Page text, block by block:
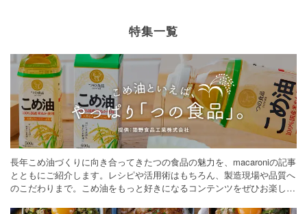
特集一覧
長年こめ油づくりに向き合ってきたつの食品の魅力を、macaroniの記事
とともにご紹介します。レシピや活用術はもちろん、製造現場や品質へ
のこだわりまで。こめ油をもっと好きになるコンテンツをぜひお楽しみ